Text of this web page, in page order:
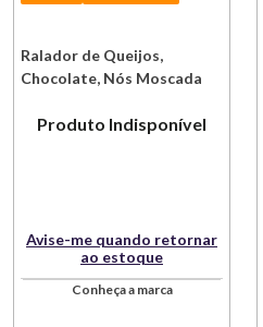
Ralador de Queijos,
Chocolate, Nós Moscada
Kitchenaid
Produto Indisponível
Avise-me quando retornar
ao estoque
Conheça a marca